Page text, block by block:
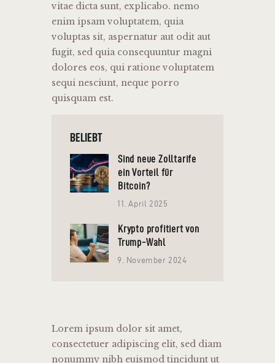
vitae dicta sunt, explicabo. nemo
enim ipsam voluptatem, quia
voluptas sit, aspernatur aut odit aut
fugit, sed quia consequuntur magni
dolores eos, qui ratione voluptatem
sequi nesciunt, neque porro
quisquam est.
BELIEBT
Sind neue Zolltarife
ein Vorteil für
Bitcoin?
11. April 2025
Krypto profitiert von
Trump-Wahl
9. November 2024
Lorem ipsum dolor sit amet,
consectetuer adipiscing elit, sed diam
nonummy nibh euismod tincidunt ut